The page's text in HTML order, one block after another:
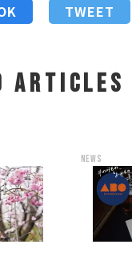
TWEET
ARTICLES
news